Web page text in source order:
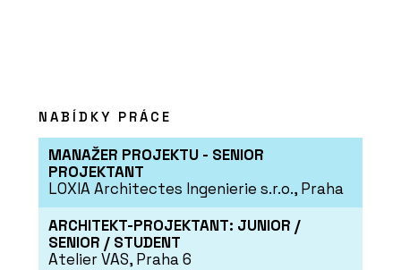
NABÍDKY PRÁCE
MANAŽER PROJEKTU - SENIOR
PROJEKTANT
LOXIA Architectes Ingenierie s.r.o., Praha
ARCHITEKT-PROJEKTANT: JUNIOR /
SENIOR / STUDENT
Atelier VAS, Praha 6